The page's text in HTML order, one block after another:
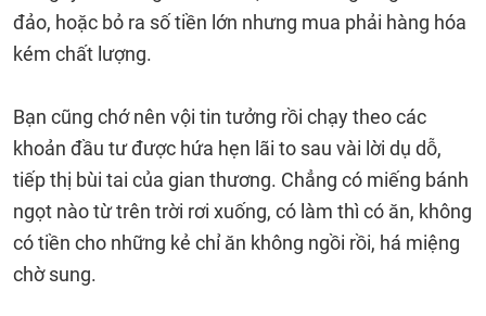
đảo, hoặc bỏ ra số tiền lớn nhưng mua phải hàng hóa
kém chất lượng.
Bạn cũng chớ nên vội tin tưởng rồi chạy theo các
khoản đầu tư được hứa hẹn lãi to sau vài lời dụ dỗ,
tiếp thị bùi tai của gian thương. Chẳng có miếng bánh
ngọt nào từ trên trời rơi xuống, có làm thì có ăn, không
có tiền cho những kẻ chỉ ăn không ngồi rồi, há miệng
chờ sung.